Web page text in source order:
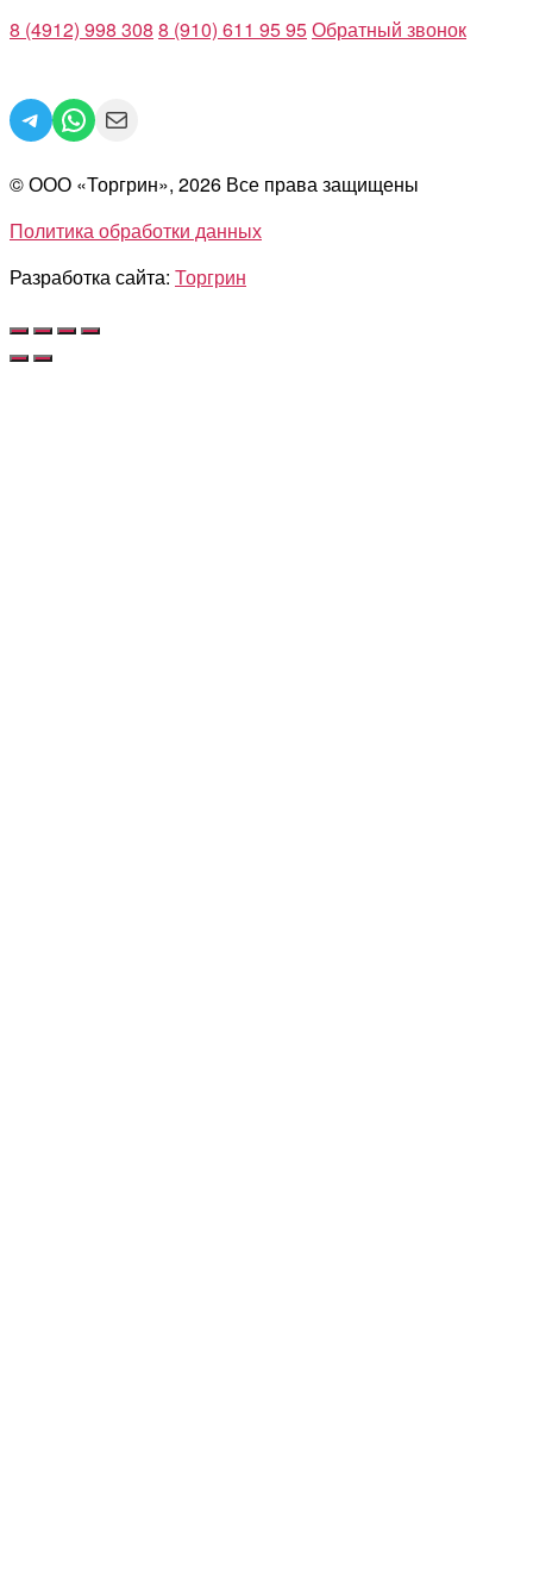
8 (4912) 998 308 8 (910) 611 95 95Обратный звонок
Telegram
WhatsApp
Mail
© ООО «Торгрин», 2026 Все права защищены
Политика обработки данных
Разработка сайта: Торгрин